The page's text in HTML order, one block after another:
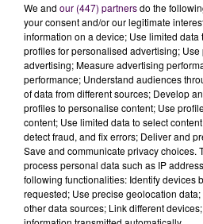
S'inspirer des expériences
Le congrès du Mans, copiloté
"Cyclamaine", sera l’occasion
nombreuses initiatives
dans le but d’aider les
à se saisir du récent"Plan Vélo"
gouvernement. En marge des
d’exposition nocturne
d’échanger avec des
mai jusqu’à 21h."Des
le congrès, notamment des
We and our (447) partnersdo the
your consent and/or our legitimate
information on a device; Use limited
profiles for personalised advertising;
advertising; Measure advertising
performance; Understand audiences
of data from different sources; Develop
profiles to personalise content; Use
content; Use limited data to select
detect fraud, and fix errors; Deliver and
Save and communicate privacy choices.
process personal data such as IP
following functionalities: Identify devices
requested; Use precise geolocation
other data sources; Link different